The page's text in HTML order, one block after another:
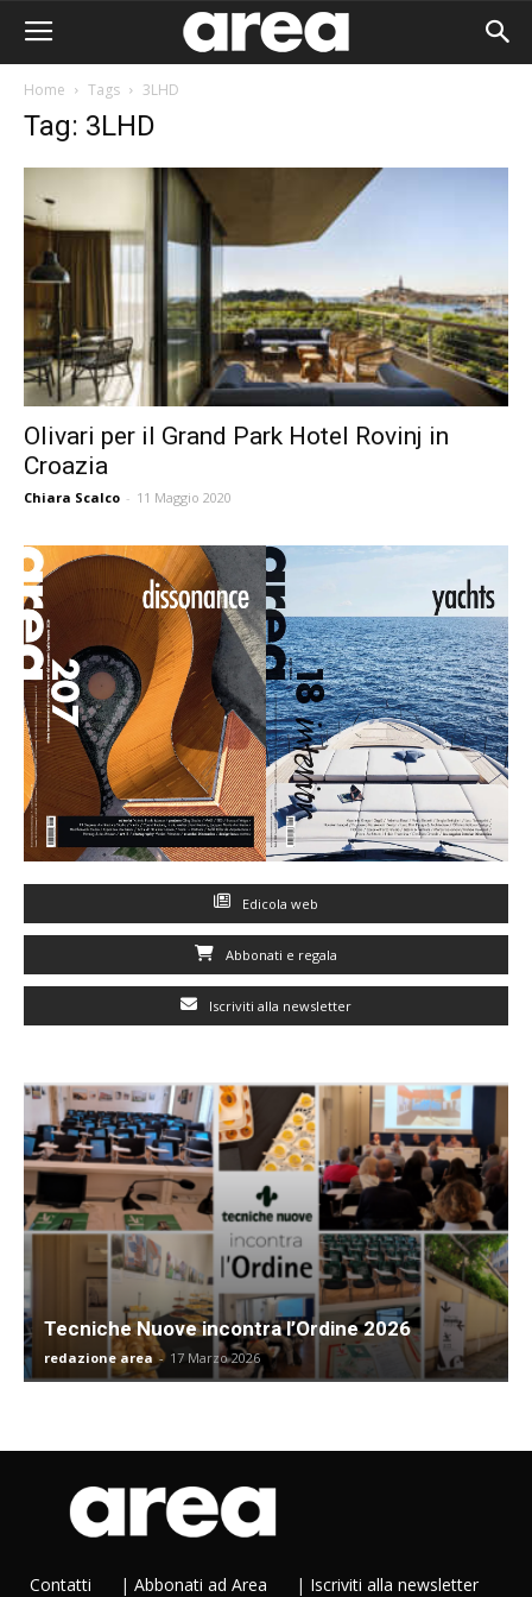
Home Tags 3LHD
Tag: 3LHD
Olivari per il Grand Park Hotel Rovinj in
Croazia
Chiara Scalco - 11 Maggio 2020
Edicola web
Abbonati e regala
Iscriviti alla newsletter
Tecniche Nuove incontra l’Ordine 2026
redazione area - 17 Marzo 2026
Contatti | Abbonati ad Area | Iscriviti alla newsletter